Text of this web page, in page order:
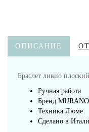
ОПИСАНИЕ
Браслет ливио
Ручная работа
Бренд
Техника Люме
Сделано в